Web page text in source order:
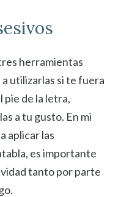
herramientas
utilizarlas si te fuera
pie de la letra,
a tu gusto. En mi
aplicar las
es importante
tanto por parte